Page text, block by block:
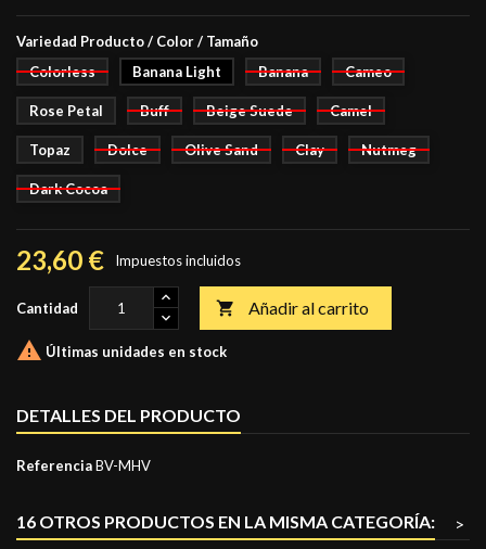
Variedad Producto / Color / Tamaño
Colorless
Banana Light Banana Cameo
Rose Petal Buff Beige Suede Camel
Topaz Dolce Olive Sand Clay Nutmeg
Dark Cocoa
23,60 € Impuestos incluidos
Cantidad  Añadir al carrito
 Últimas unidades en stock
DETALLES DEL PRODUCTO
ReferenciaBV-MHV
16 OTROS PRODUCTOS EN LA MISMA CATEGORÍA:
>